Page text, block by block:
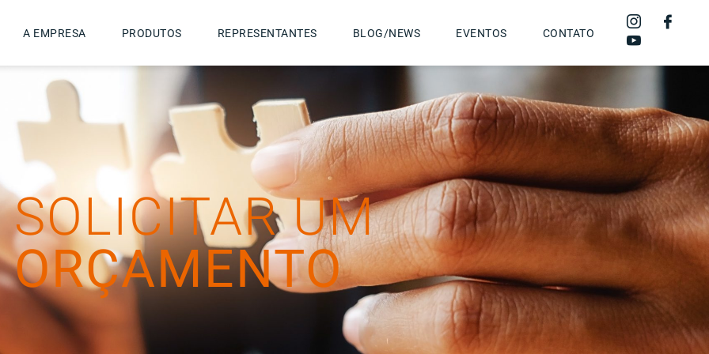
A EMPRESA PRODUTOS REPRESENTANTES BLOG/NEWS EVENTOS CONTATO
SOLICITAR UM
ORÇAMENTO